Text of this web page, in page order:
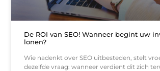
De ROI van SEO! Wanneer begint uw
lonen?
Wie nadenkt over SEO uitbesteden, stelt
dezelfde vraag: wanneer verdient dit zich